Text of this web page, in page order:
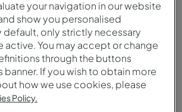
unPestana
hotel?
vistazo a estas
your navigation in our website
show you personalised
default, only strictly necessary
active. You may accept or change
through the buttons
banner. If you wish to obtain more
how we use cookies, please
Policy.